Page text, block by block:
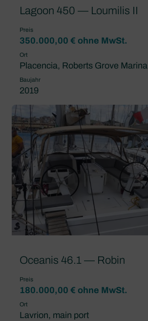
Lagoon 450 — Loumilis II
Preis
350.000,00 € ohne MwSt.
Ort
Placencia, Roberts Grove Marina
Baujahr
2019
Oceanis 46.1 — Robin
Preis
180.000,00 € ohne MwSt.
Ort
Lavrion, main port